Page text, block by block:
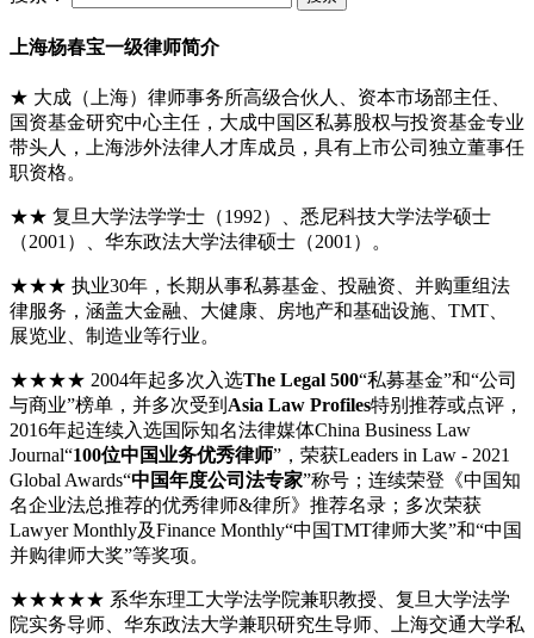
上海杨春宝一级律师简介
★ 大成（上海）律师事务所高级合伙人、资本市场部主任、
国资基金研究中心主任，大成中国区私募股权与投资基金专业
带头人，上海涉外法律人才库成员，具有上市公司独立董事任
职资格。
★★ 复旦大学法学学士（1992）、悉尼科技大学法学硕士
（2001）、华东政法大学法律硕士（2001）。
★★★ 执业30年，长期从事私募基金、投融资、并购重组法
律服务，涵盖大金融、大健康、房地产和基础设施、TMT、
展览业、制造业等行业。
★★★★ 2004年起多次入选The Legal 500“私募基金”和“公司
与商业”榜单，并多次受到 Asia Law Profiles特别推荐或点评，
2016年起连续入选国际知名法律媒体China Business Law
Journal“100位中国业务优秀律师”，荣获Leaders in Law - 2021
Global Awards“中国年度公司法专家”称号；连续荣登《中国知
名企业法总推荐的优秀律师&律所》推荐名录；多次荣获
Lawyer Monthly及Finance Monthly“中国TMT律师大奖”和“中国
并购律师大奖”等奖项。
★★★★★ 系华东理工大学法学院兼职教授、复旦大学法学
院实务导师、华东政法大学兼职研究生导师、上海交通大学私